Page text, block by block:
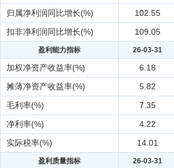
归属净利润同比增长(%)
102.55
扣非净利润同比增长(%)
109.05
盈利能力指标 26-03-31
加权净资产收益率(%) 6.18
摊薄净资产收益率(%)
5.82
毛利率(%)
7.35
净利率(%)
4.22
实际税率(%)
14.01
盈利质量指标 26-03-31